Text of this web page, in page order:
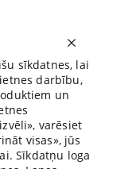
sīkdatnes, lai
darbību,
un
varēsiet
visas», jūs
Sīkdatņu loga